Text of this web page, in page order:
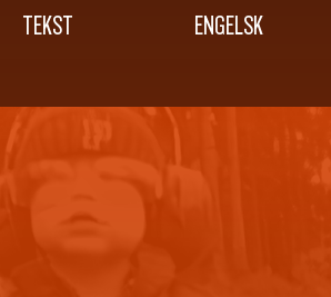
TEKST
ENGELSK